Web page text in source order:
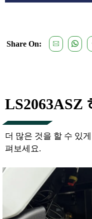
Share On:
LS2063ASZ
더 많은 것을 할 수 있
펴보세요.